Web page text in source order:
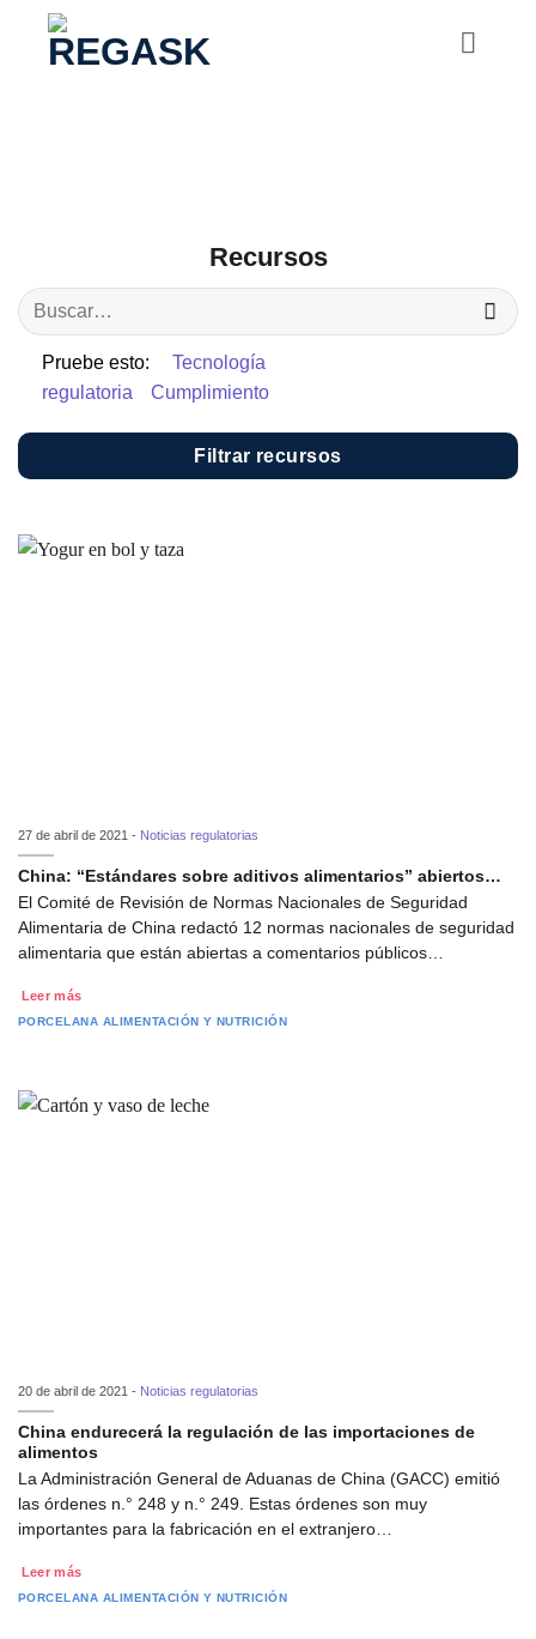
Saltar
Recursos
Pruebe esto:
Tecnología
regulatoria
Cumplimiento
Filtrar recursos
27 de abril de 2021 - Noticias regulatorias
China: “Estándares sobre aditivos alimentarios” abiertos…
El Comité de Revisión de Normas Nacionales de Seguridad
Alimentaria de China redactó 12 normas nacionales de seguridad
alimentaria que están abiertas a comentarios públicos…
Leer más
PORCELANA ALIMENTACIÓN Y NUTRICIÓN
20 de abril de 2021 - Noticias regulatorias
China endurecerá la regulación de las importaciones de
alimentos
La Administración General de Aduanas de China (GACC) emitió
las órdenes n.° 248 y n.° 249. Estas órdenes son muy
importantes para la fabricación en el extranjero…
Leer más
PORCELANA ALIMENTACIÓN Y NUTRICIÓN